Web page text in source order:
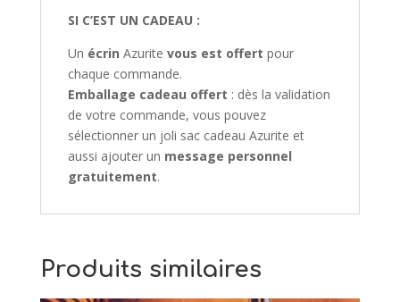
SI C’EST UN CADEAU :
Un écrin Azurite vous est offert pour
chaque commande.
Emballage cadeau offert : dès la validation
de votre commande, vous pouvez
sélectionner un joli sac cadeau Azurite et
aussi ajouter un message personnel
gratuitement.
Produits similaires